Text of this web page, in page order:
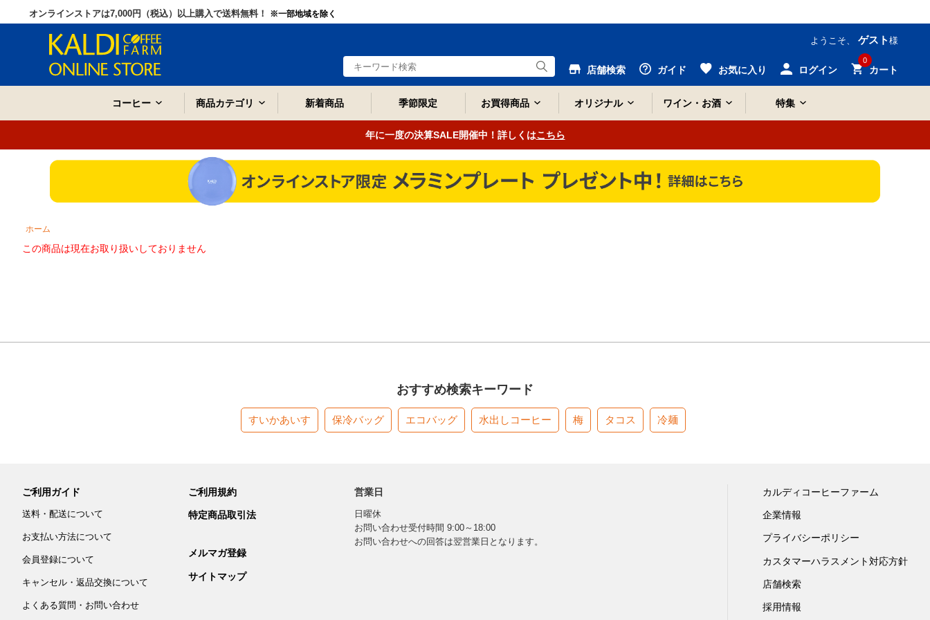
オンラインストアは7,000円（税込）以上購入で送料無料！ ※一部地域を除く
ようこそ、 ゲスト 様
店舗検索 ガイド お気に入り ログイン
0
カート
コーヒー 商品カテゴリ 新着商品 季節限定 お買得商品 オリジナル ワイン・お酒 特集
年に一度の決算SALE開催中！詳しくはこちら
ホーム
この商品は現在お取り扱いしておりません
おすすめ検索キーワード
すいかあいす 保冷バッグ エコバッグ 水出しコーヒー 梅 タコス 冷麺
ご利用ガイド
送料・配送について
お支払い方法について
会員登録について
キャンセル・返品交換について
よくある質問・お問い合わせ
ご利用規約
特定商品取引法
メルマガ登録
サイトマップ
営業日
日曜休
お問い合わせ受付時間 9:00～18:00
お問い合わせへの回答は翌営業日となります。
カルディコーヒーファーム
企業情報
プライバシーポリシー
カスタマーハラスメント対応方針
店舗検索
採用情報